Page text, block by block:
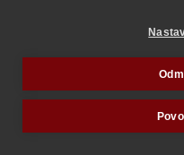
potvrzené vědecké
Nedostatek